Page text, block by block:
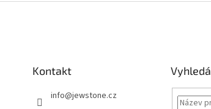
Kontakt
info@jewstone.cz